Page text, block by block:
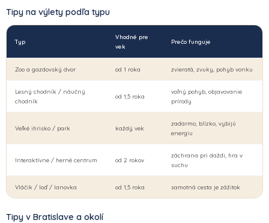
Tipy na výlety podľa typu
Typ
Vhodné pre
vek
Prečo funguje
Zoo a gazdovský dvor od 1 roka zvieratá, zvuky, pohyb vonku
Lesný chodník / náučný
chodník
od 1,5 roka
voľný pohyb, objavovanie
prírody
Veľké ihrisko / park každý vek
zadarmo, blízko, vybijú
energiu
Interaktívne / herné centrum od 2 rokov
záchrana pri daždi, hra v
suchu
Vláčik / loď / lanovka od 1,5 roka samotná cesta je zážitok
Tipy v Bratislave a okolí